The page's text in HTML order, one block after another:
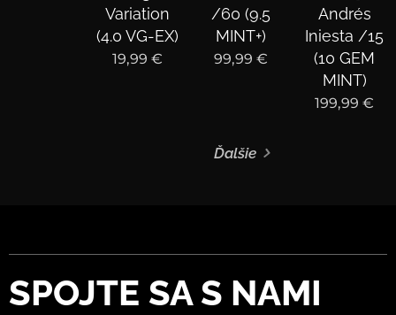
Variation
(4.0 VG-EX)
19,99 €
/60 (9.5
MINT+)
99,99 €
Andrés
Iniesta /15
(10 GEM
MINT)
199,99 €
Ďalšie
SPOJTE SA S NAMI